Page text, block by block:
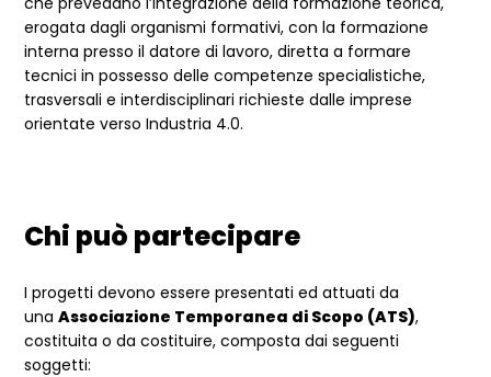
erogata dagli organismi formativi, con la formazione
interna presso il datore di lavoro, diretta a formare
tecnici in possesso delle competenze specialistiche,
trasversali e interdisciplinari richieste dalle imprese
orientate verso Industria 4.0.
Chi può partecipare
I progetti devono essere presentati ed attuati da
unaAssociazione Temporanea di Scopo (ATS),
costituita o da costituire, composta dai seguenti
soggetti: